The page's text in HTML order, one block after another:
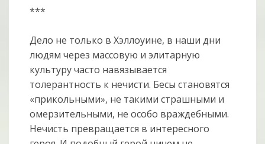
***
Дело не только в Хэллоуине, в наши дни
людям через массовую и элитарную
культуру часто навязывается
толерантность к нечисти. Бесы становятся
«прикольными», не такими страшными и
омерзительными, не особо враждебными.
Нечисть превращается в интересного